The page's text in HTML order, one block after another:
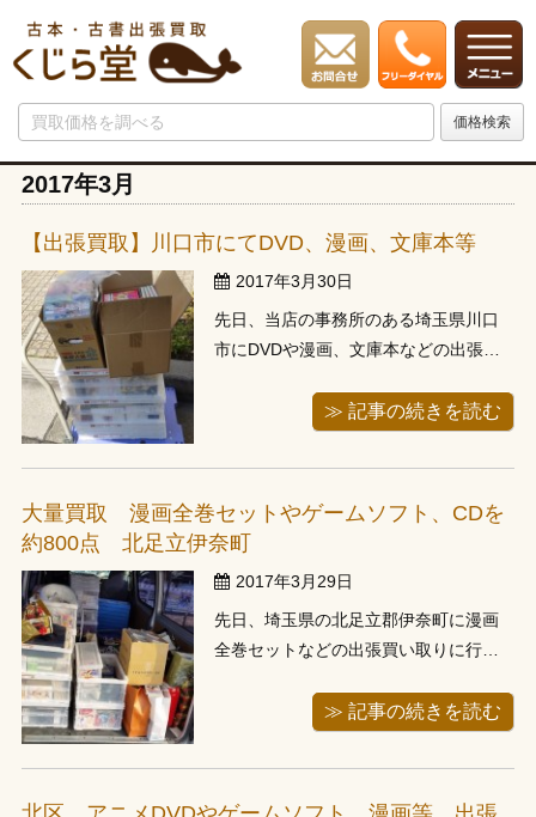
2017年3月
【出張買取】川口市にてDVD、漫画、文庫本等
2017年3月30日
先日、当店の事務所のある埼玉県川口
市にDVDや漫画、文庫本などの出張買
お電話頂き、平日に伺わせて頂いたお
分程の距離で到着、超大型マンション
で、オートロックをのインターホンを
鳴らしてからお部屋に到着するまで10
分...
≫ 記事の続きを読む
大量買取 漫画全巻セットやゲームソフト、CDを
約800点 北足立伊奈町
2017年3月29日
先日、埼玉県の北足立郡伊奈町に漫画
全巻セットなどの出張買い取りに行っ
き、お伺いさせて頂いたお客様です。
を2階から下ろしている真っ最中でし
た。今回はお引っ越しのため、小学校
≫ 記事の続きを読む